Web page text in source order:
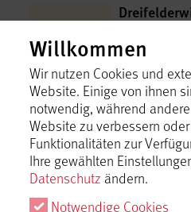
Münsingen
Inhalt
E-​
Münsingen
Münsingen
Willkommen
Wir nutzen Cookies und
Website. Einige von ihnen
notwendig, während
Website zu verbessern
Funktionalitäten zur
Ihre gewählten
Datenschutz ändern.
Notwendige Cookies